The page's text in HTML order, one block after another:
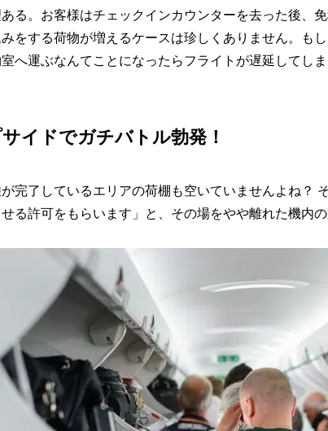
る。お客様はチェックインカウンターを去った後、
をする荷物が増えるケースは珍しくありません。も
へ運ぶなんてことになったらフライトが遅延してし
イドでガチバトル勃発！
が完了しているエリアの荷棚も空いていませんよね？
る許可をもらいます」と、その場をやや離れた機内の